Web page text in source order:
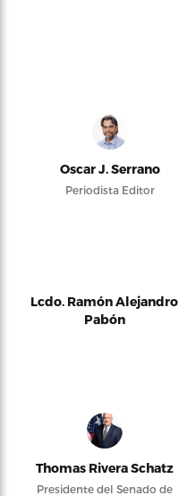
Oscar J. Serrano
Periodista Editor
Lcdo. Ramón Alejandro
Pabón
Thomas Rivera Schatz
Presidente del Senado de